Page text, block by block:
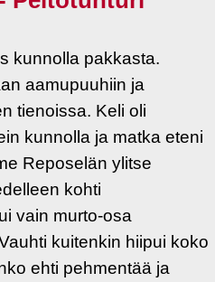
kunnolla pakkasta.
aamupuuhiin ja
tienoissa. Keli oli
kunnolla ja matka eteni
Reposelän ylitse
kohti
vain murto-osa
kuitenkin hiipui koko
ehti pehmentää ja